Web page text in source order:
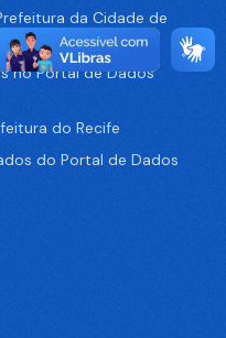
da Cidade de
no Portal de Dados
do Recife
do Portal de Dados